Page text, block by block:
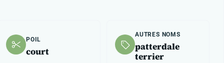
POIL
court
AUTRES NOMS
patterdale
terrier